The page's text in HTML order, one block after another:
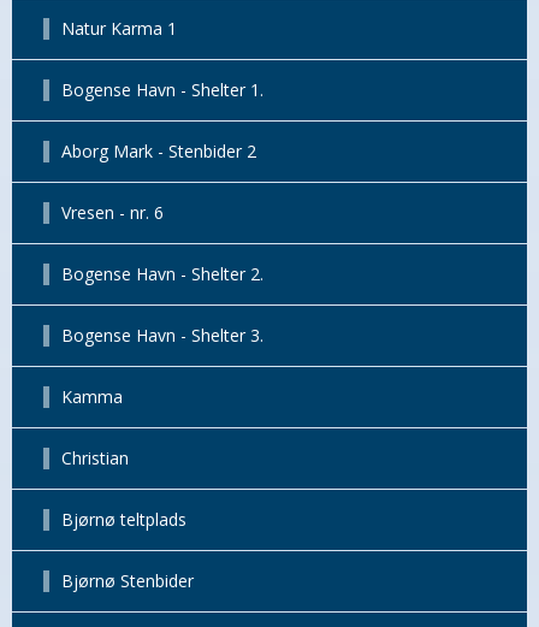
Natur Karma 1
Bogense Havn - Shelter 1.
Aborg Mark - Stenbider 2
Vresen - nr. 6
Bogense Havn - Shelter 2.
Bogense Havn - Shelter 3.
Kamma
Christian
Bjørnø teltplads
Bjørnø Stenbider